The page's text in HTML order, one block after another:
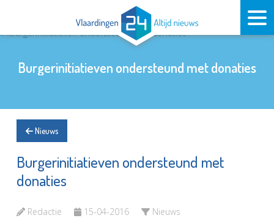
Burgerinitiatieven ondersteund met donaties
Nieuws
Burgerinitiatieven ondersteund met
donaties
Redactie 15-04-2016 Nieuws